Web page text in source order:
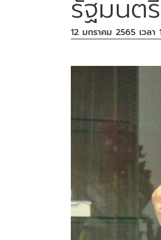
รัฐมนตรี
12 มกราคม 2565 เวลา